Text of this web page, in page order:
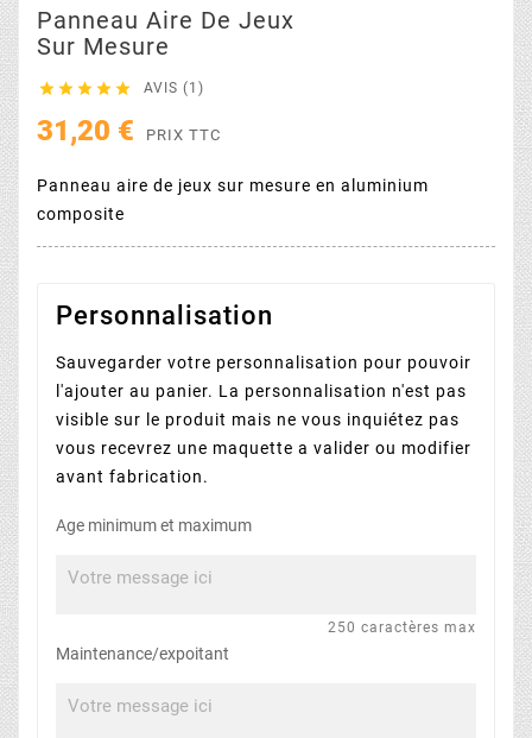
Panneau Aire De Jeux
Sur Mesure
     AVIS (1)
31,20 € PRIX TTC
Panneau aire de jeux sur mesure en aluminium
composite
Personnalisation
Sauvegarder votre personnalisation pour pouvoir
l'ajouter au panier. La personnalisation n'est pas
visible sur le produit mais ne vous inquiétez pas
vous recevrez une maquette a valider ou modifier
avant fabrication.
Age minimum et maximum
250 caractères max
Maintenance/expoitant